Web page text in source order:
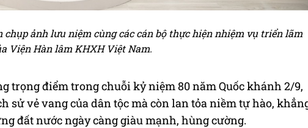
chụp ảnh lưu niệm cùng các cán bộ thực hiện nhiệm vụ triển lãm
Viện Hàn lâm KHXH Việt Nam.
trọng điểm trong chuỗi kỷ niệm 80 năm Quốc khánh 2/9,
vẻ vang của dân tộc mà còn lan tỏa niềm tự hào,
đất nước ngày càng giàu mạnh, hùng cường.